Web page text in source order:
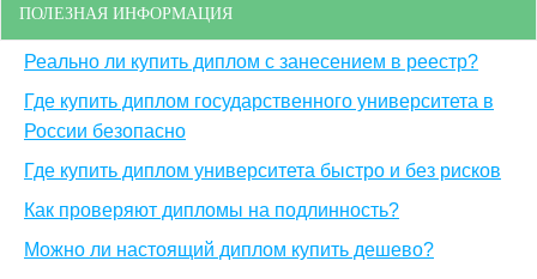
ПОЛЕЗНАЯ ИНФОРМАЦИЯ
Реально ли купить диплом с занесением в реестр?
Где купить диплом государственного университета в
России безопасно
Где купить диплом университета быстро и без рисков
Как проверяют дипломы на подлинность?
Можно ли настоящий диплом купить дешево?